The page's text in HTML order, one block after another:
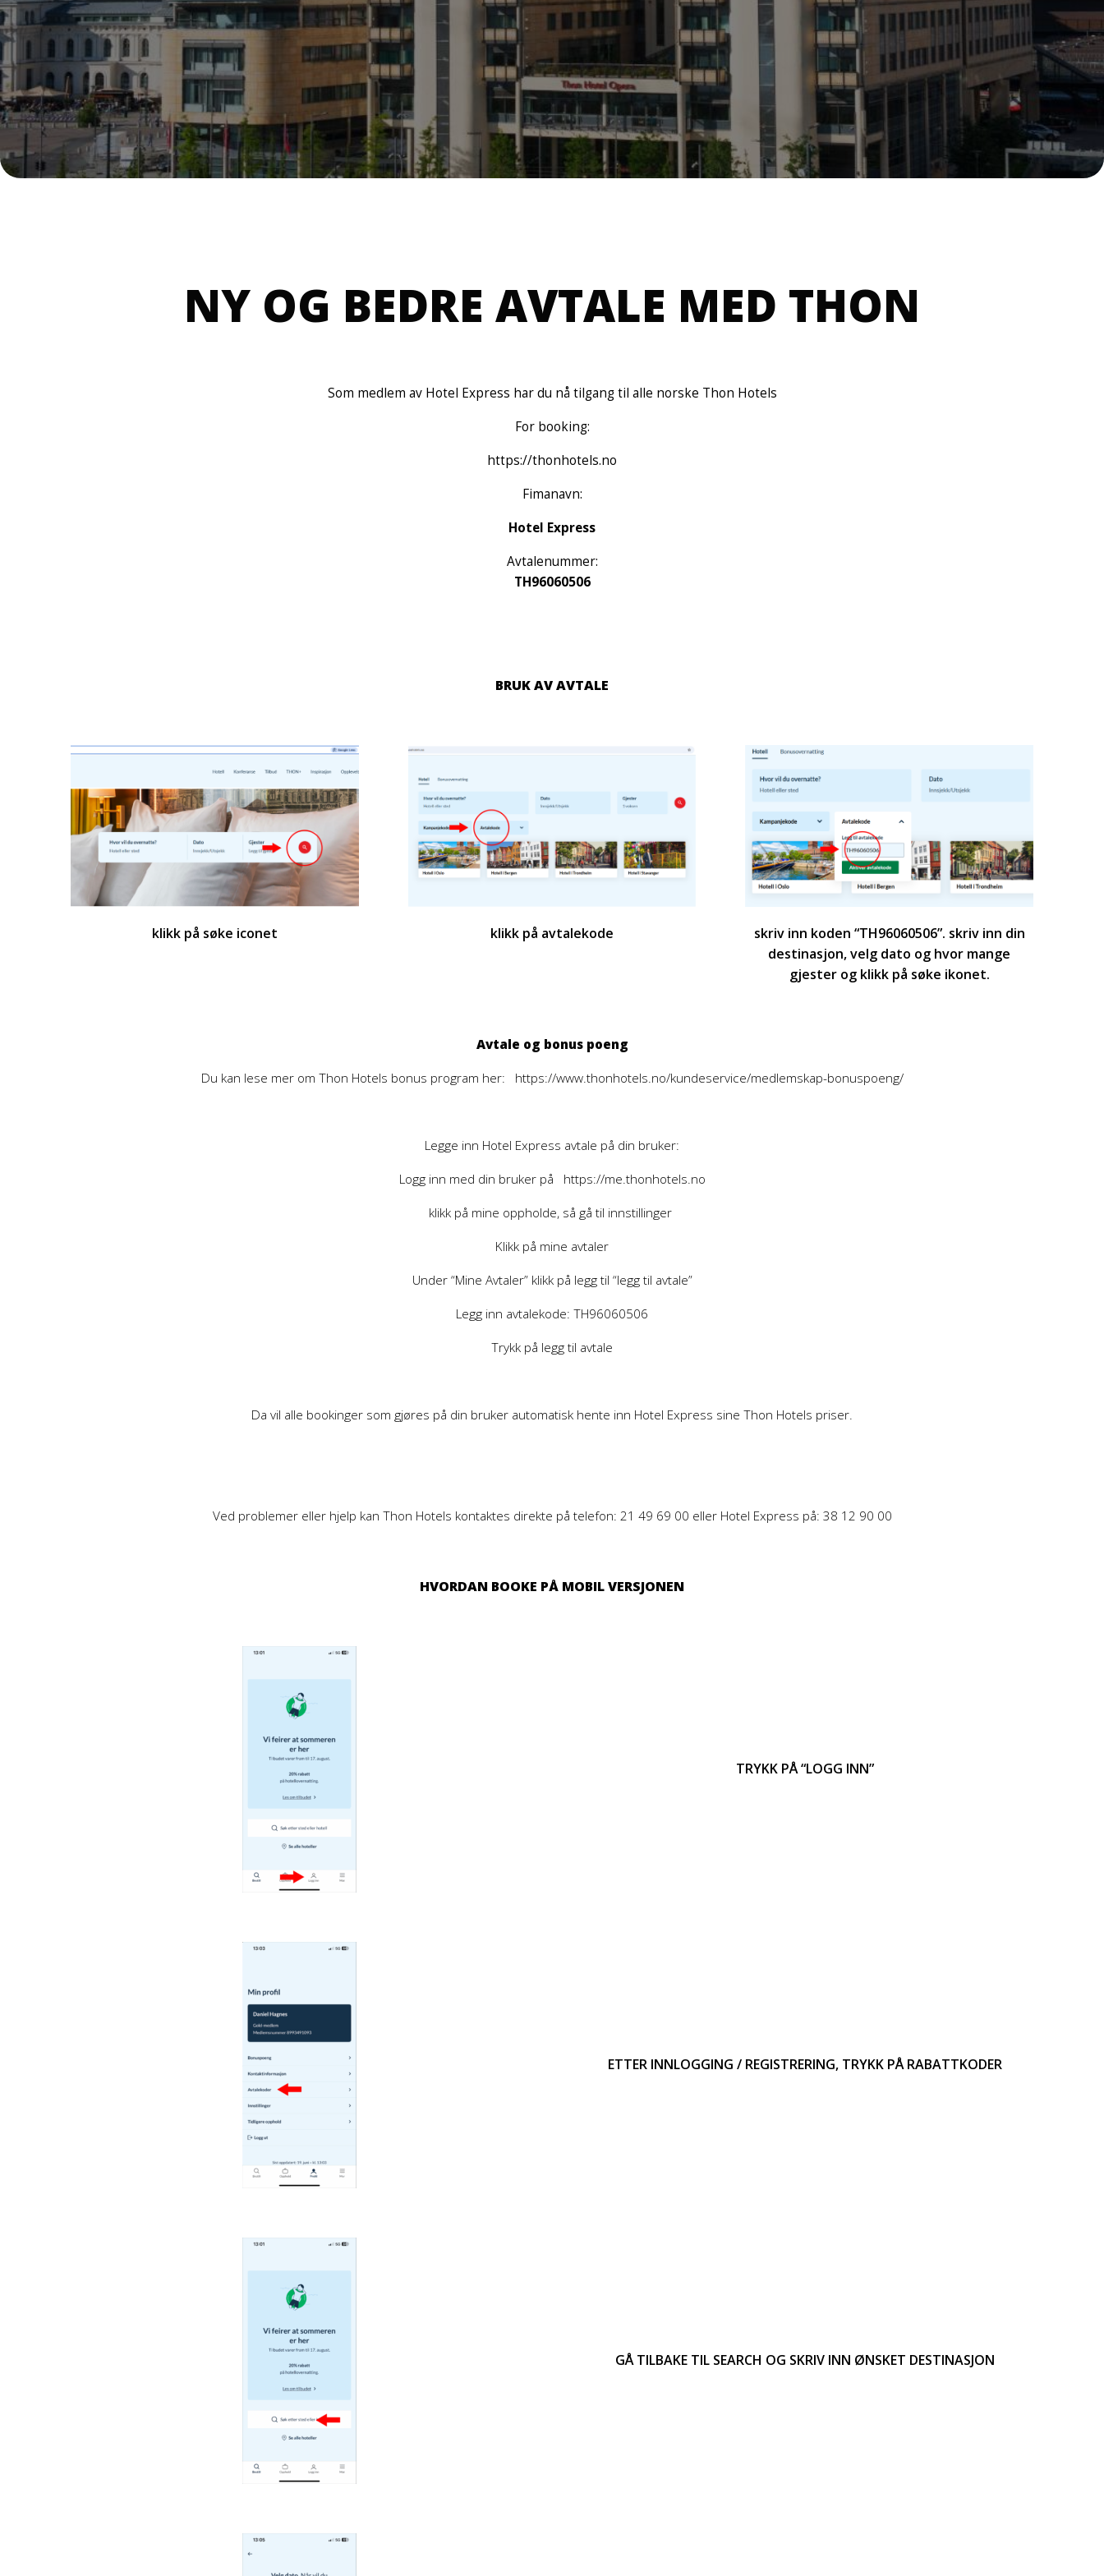
NY OG BEDRE AVTALE MED THON
Som medlem av Hotel Express har du nå tilgang til alle norske Thon Hotels
For booking:
https://thonhotels.no
Fimanavn:
Hotel Express
Avtalenummer:
TH96060506
BRUK AV AVTALE
klikk på søke iconet klikk på avtalekode
skriv inn koden “TH96060506”. skriv inn din
destinasjon, velg dato og hvor mange
gjester og klikk på søke ikonet.
Avtale og bonus poeng
Du kan lese mer om Thon Hotels bonus program her:
https://www.thonhotels.no/kundeservice/medlemskap-bonuspoeng/
Legge inn Hotel Express avtale på din bruker:
Logg inn med din bruker på
https://me.thonhotels.no
klikk på mine oppholde, så gå til innstillinger
Klikk på mine avtaler
Under “Mine Avtaler” klikk på legg til “legg til avtale”
Legg inn avtalekode: TH96060506
Trykk på legg til avtale
Da vil alle bookinger som gjøres på din bruker automatisk hente inn Hotel Express sine Thon Hotels priser.
Ved problemer eller hjelp kan Thon Hotels kontaktes direkte på telefon: 21 49 69 00 eller Hotel Express på: 38 12 90 00
HVORDAN BOOKE PÅ MOBIL VERSJONEN
TRYKK PÅ “LOGG INN”
ETTER INNLOGGING / REGISTRERING, TRYKK PÅ RABATTKODER
GÅ TILBAKE TIL SEARCH OG SKRIV INN ØNSKET DESTINASJON